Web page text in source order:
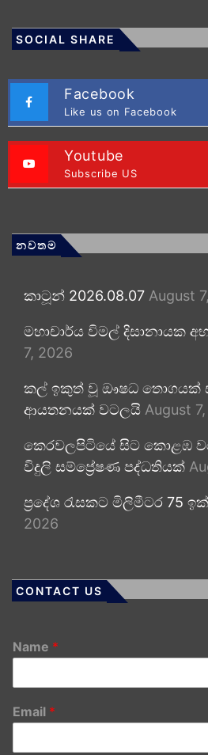
SOCIAL SHARE
Facebook
Like us on Facebook
Youtube
Subscribe US
නවතම
කාටූන් 2026.08.07 August
මහාචාර්ය විමල් දිසානායක
7, 2026
කල් ඉකුත් වූ ඖෂධ තොගයක්
ආයතනයක් වටලයි August
කෙරවලපිටියේ සිට කොළඹ
විදුලි සම්ප්‍රේෂණ පද්ධතියක්
ප්‍රදේශ රැසකට මිලිමීටර 75
2026
CONTACT US
Name *
Email *